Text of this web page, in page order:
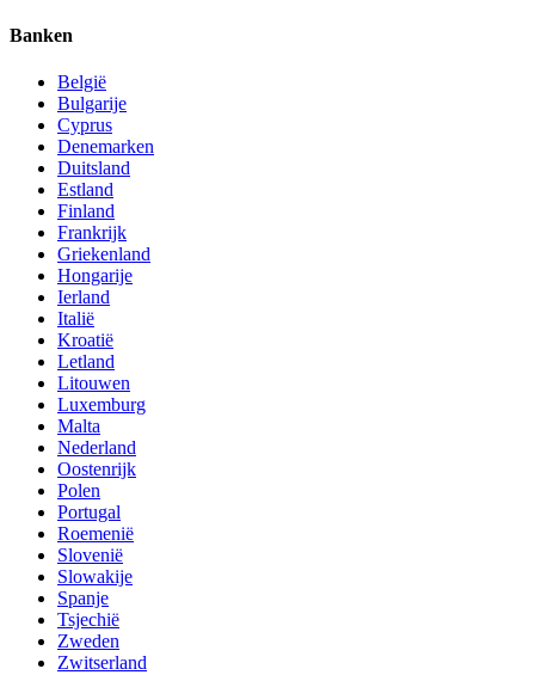
Banken
België
Bulgarije
Cyprus
Denemarken
Duitsland
Estland
Finland
Frankrijk
Griekenland
Hongarije
Ierland
Italië
Kroatië
Letland
Litouwen
Luxemburg
Malta
Nederland
Oostenrijk
Polen
Portugal
Roemenië
Slovenië
Slowakije
Spanje
Tsjechië
Zweden
Zwitserland